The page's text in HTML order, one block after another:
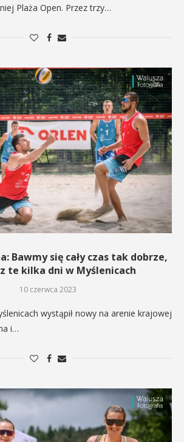
Plaża Open. Przez trzy…
Bawmy się cały czas tak dobrze,
te kilka dni w Myślenicach
10 czerwca 2023
wystąpił nowy na arenie krajowej
i…